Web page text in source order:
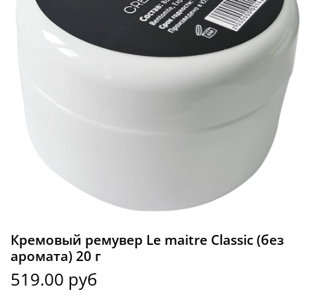
Кремовый ремувер Le maitre Classic (без
аромата) 20 г
519.00 руб